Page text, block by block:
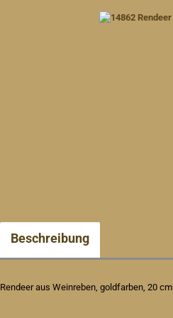
Beschreibung
Rendeer aus Weinreben, goldfarben, 20 cm